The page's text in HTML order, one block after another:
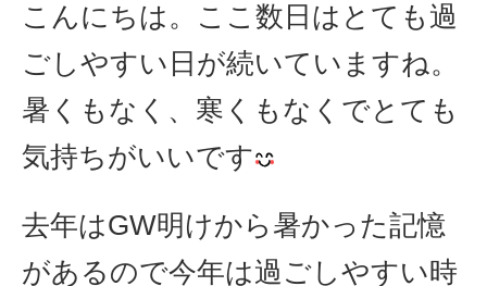
こんにちは。ここ数日はとても過
ごしやすい日が続いていますね。
暑くもなく、寒くもなくでとても
気持ちがいいです
去年はGW明けから暑かった記憶
があるので今年は過ごしやすい時